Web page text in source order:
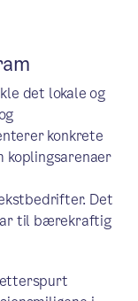
det lokale og
konkrete
Det
til bærekraftig
etterspurt